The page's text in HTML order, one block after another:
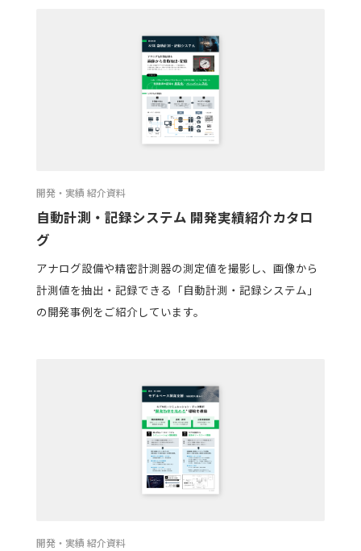
開発・実績 紹介資料
自動計測・記録システム 開発実績紹介カタロ
グ
アナログ設備や精密計測器の測定値を撮影し、画像から
計測値を抽出・記録できる「自動計測・記録システム」
の開発事例をご紹介しています。
開発・実績 紹介資料